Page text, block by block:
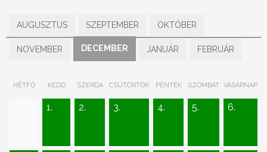
AUGUSZTUS SZEPTEMBER OKTÓBER
NOVEMBER DECEMBER JANUÁR FEBRUÁR
HÉTFŐ KEDD SZERDA CSÜTÖRTÖK PÉNTEK SZOMBAT VASÁRNAP
1. 2. 3. 4. 5. 6.